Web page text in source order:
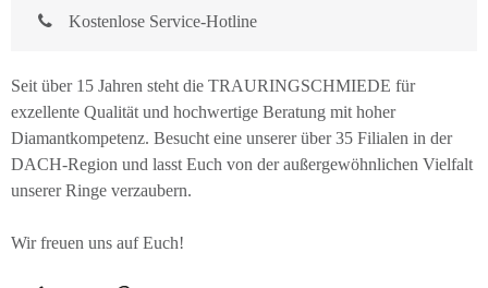
Kostenlose Service-Hotline
Seit über 15 Jahren steht die TRAURINGSCHMIEDE für
exzellente Qualität und hochwertige Beratung mit hoher
Diamantkompetenz. Besucht eine unserer über 35 Filialen in der
DACH-Region und lasst Euch von der außergewöhnlichen Vielfalt
unserer Ringe verzaubern.
Wir freuen uns auf Euch!